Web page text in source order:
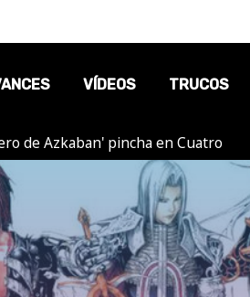
VÍDEOS TRUCOS
de Azkaban' pincha en Cuatro